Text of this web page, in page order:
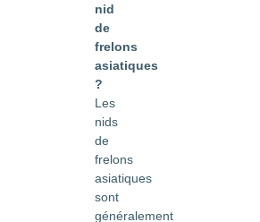
nid
de
frelons
asiatiques
?
Les
nids
de
frelons
asiatiques
sont
généralement